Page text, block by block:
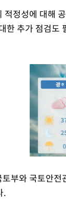
적정성에 대해
한 추가 점검도
부와 국토안
.